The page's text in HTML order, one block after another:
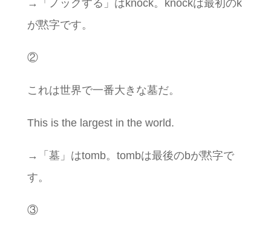
→「ノックする」はknock。knockは最初のk
が黙字です。
②
これは世界で一番大きな墓だ。
This is the largest in the world.
→「墓」はtomb。tombは最後のbが黙字で
す。
③